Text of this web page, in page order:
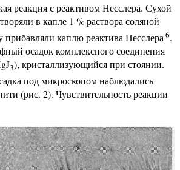
реакция с реактивом Несслера. Сухой
в капле 1 % раствора соляной
прибавляли каплю реактива Несслера 6.
осадок комплексного соединения
3), кристаллизующийся при стоянии.
под микроскопом наблюдались
(рис. 2). Чувствительность реакции